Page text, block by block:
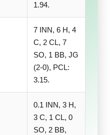
1.94.
7 INN, 6 H, 4
C, 2 CL, 7
SO, 1 BB, JG
(2-0), PCL:
3.15.
0.1 INN, 3 H,
3 C, 1 CL, 0
SO, 2 BB,